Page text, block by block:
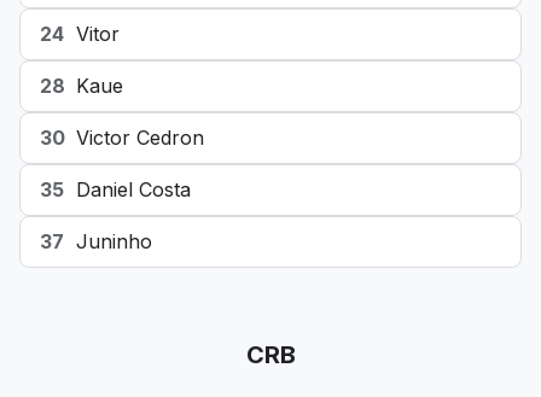
24 Vitor
28 Kaue
30 Victor Cedron
35 Daniel Costa
37 Juninho
CRB